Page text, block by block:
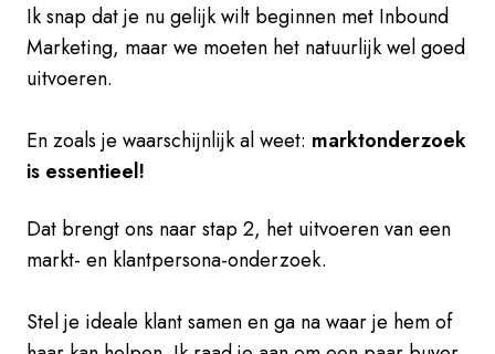
Ik snap dat je nu gelijk wilt beginnen met Inbound
Marketing, maar we moeten het natuurlijk wel goed
uitvoeren.
En zoals je waarschijnlijk al weet: marktonderzoek
is essentieel!
Dat brengt ons naar stap 2, het uitvoeren van een
markt- en klantpersona-onderzoek.
Stel je ideale klant samen en ga na waar je hem of